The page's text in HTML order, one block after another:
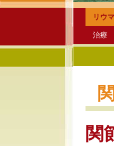
リウ
治療
関